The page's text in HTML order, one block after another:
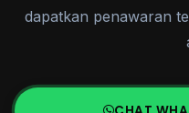
dapatkan penawaran